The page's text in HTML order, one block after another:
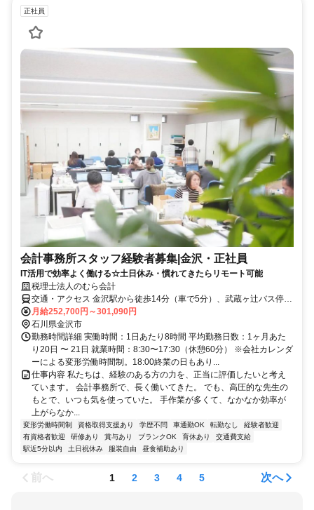
正社員
会計事務所スタッフ経験者募集|金沢・正社員
IT活用で効率よく働ける☆土日休み・慣れてきたらリモート可能
税理士法人のむら会計
交通・アクセス 金沢駅から徒歩14分（車で5分）、武蔵ヶ辻バス停か
ら徒歩3分
月給252,700円～301,090円
石川県金沢市
勤務時間詳細 実働時間：1日あたり8時間 平均勤務日数：1ヶ月あた
り20日 〜 21日 就業時間：8:30〜17:30（休憩60分） ※会社カレンダ
ーによる変形労働時間制。18:00終業の日もあり...
仕事内容 私たちは、経験のある方の力を、正当に評価したいと考え
ています。 会計事務所で、長く働いてきた。 でも、高圧的な先生の
もとで、いつも気を使っていた。 手作業が多くて、なかなか効率が
上がらなか...
変形労働時間制 資格取得支援あり 学歴不問 車通勤OK 転勤なし
経験者歓迎
有資格者歓迎
研修あり 賞与あり ブランクOK 育休あり
交通費支給
駅近5分以内
土日祝休み 服装自由 昼食補助あり
前へ 1 2 3 4 5 次へ